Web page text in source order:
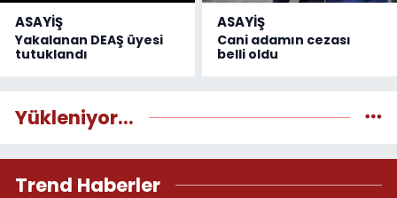
ASAYİŞ
Yakalanan DEAŞ üyesi
tutuklandı
ASAYİŞ
Cani adamın cezası
belli oldu
Yükleniyor...
Trend Haberler